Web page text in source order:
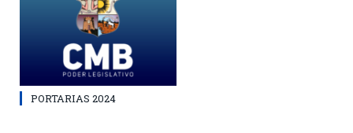
PORTARIAS 2024